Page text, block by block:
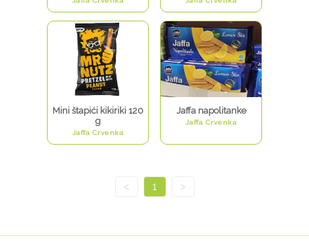
Mini štapići kikiriki 120
g
Jaffa Crvenka
Jaffa napolitanke
Jaffa Crvenka
< 1 >